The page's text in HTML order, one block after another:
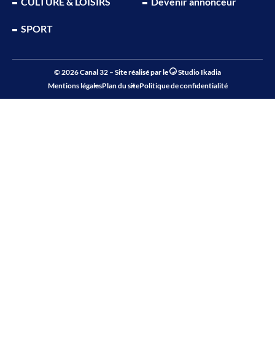
SPORT
Mentions légalesPlan du sitePolitique de confidentialité
© 2026 Canal 32 – Site réalisé par le Studio Ikadia